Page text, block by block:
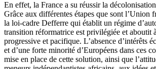
En effet, la France a su réussir la
Grâce aux différentes étapes que sont l’Union
la loi-cadre Defferre qui établit un régime
transition réformatrice est privilégiée et aboutit
progressive et pacifique. L’absence d’intérêts
et d’une forte minorité d’Européens dans ces
mise en place de cette solution, ainsi que